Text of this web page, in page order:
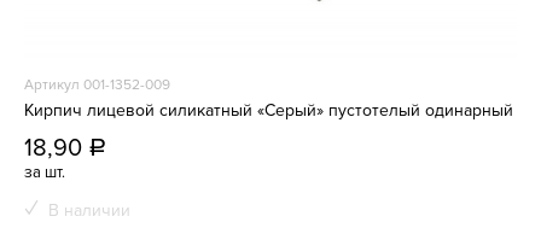
Артикул 001-1352-009
Кирпич лицевой силикатный «Серый» пустотелый одинарный
18,90 a
за шт.
В наличии